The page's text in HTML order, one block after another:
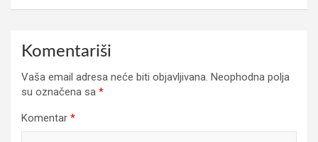
Komentariši
Vaša email adresa neće biti objavljivana. Neophodna polja
su označena sa *
Komentar *